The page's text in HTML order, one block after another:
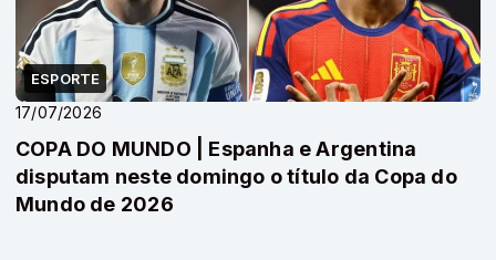
ESPORTE
17/07/2026
COPA DO MUNDO | Espanha e Argentina
disputam neste domingo o título da Copa do
Mundo de 2026